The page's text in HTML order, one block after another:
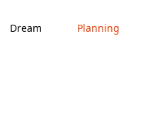
Dream Planning